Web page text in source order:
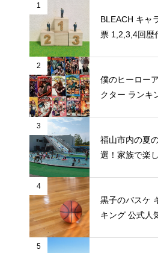
1
BLEACH キャ
票 1,2,3,4回歴
2
僕のヒーロー
クター ランキ
3
福山市内の夏
選！家族で楽
4
黒子のバスケ
キング 公式人
5